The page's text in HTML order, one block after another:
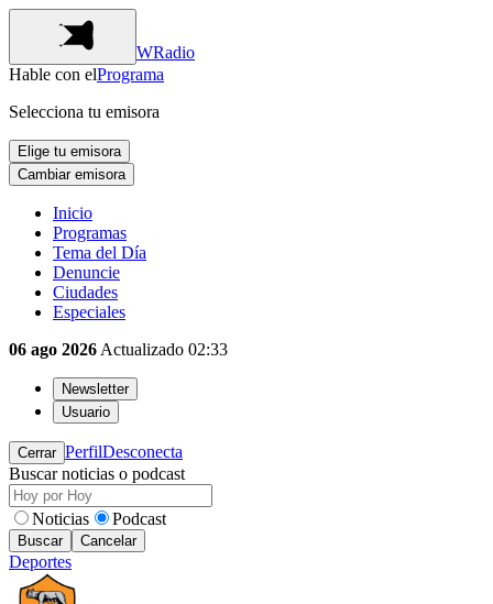
WRadio
Hable con elPrograma
Selecciona tu emisora
Elige tu emisora
Cambiar emisora
Inicio
Programas
Tema del Día
Denuncie
Ciudades
Especiales
06 ago 2026 Actualizado 02:33
Newsletter
Usuario
Cerrar PerfilDesconecta
Buscar noticias o podcast
Noticias Podcast
Buscar Cancelar
Deportes